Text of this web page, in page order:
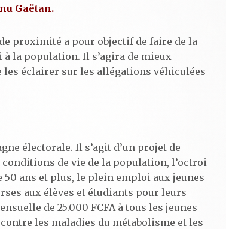
Gaëtan.
proximité a pour objectif de faire de la
la population. Il s’agira de mieux
éclairer sur les allégations véhiculées
électorale. Il s’agit d’un projet de
de vie de la population, l’octroi
50 ans et plus, le plein emploi aux jeunes
aux élèves et étudiants pour leurs
de 25.000 FCFA à tous les jeunes
les maladies du métabolisme et les